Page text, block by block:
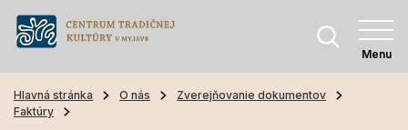
Menu
Hlavná stránka O nás
Zverejňovanie dokumentov
Faktúry